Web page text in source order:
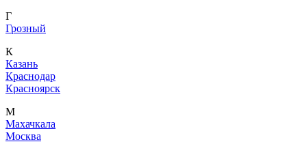
Г
Грозный
К
Казань
Краснодар
Красноярск
М
Махачкала
Москва